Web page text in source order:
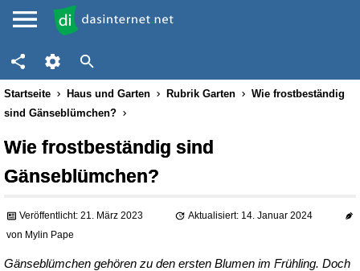
Startseite Haus und Garten Rubrik Garten
Wie frostbeständig
sind Gänseblümchen?
Wie frostbeständig sind
Gänseblümchen?
Veröffentlicht: 21. März 2023
Aktualisiert: 14. Januar 2024
von Mylin Pape
Gänseblümchen gehören zu den ersten Blumen im Frühling. Doch